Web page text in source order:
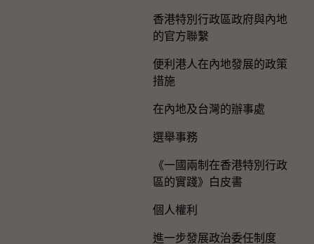
香港特別行政區政府與內地
的官方聯繫
便利港人在內地發展的政策
措施
在內地及台灣的辦事處
選舉事務
《一國兩制在香港特別行政
區的實踐》白皮書
個人權利
進一步發展政治委任制度